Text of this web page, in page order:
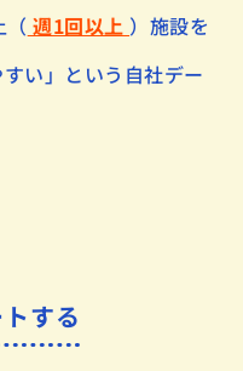
（ 週1回以上 ） 施設を
い」 という自社デー
する